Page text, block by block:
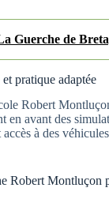
Guerche de
pratique adaptée
Robert
en avant des
à des
Robert Montluçon